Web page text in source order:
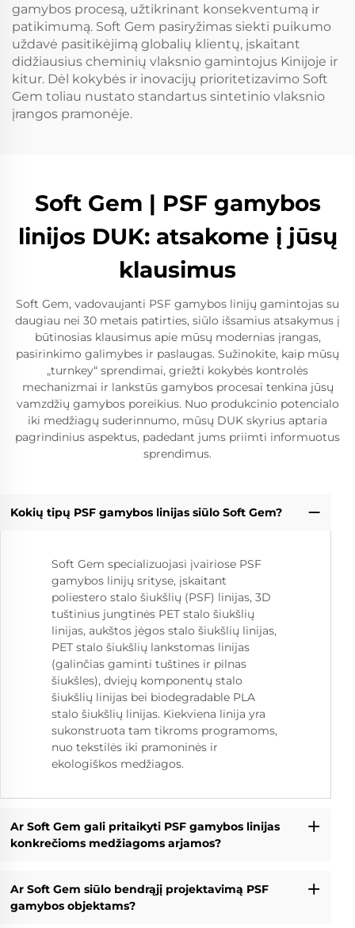
gamybos procesą, užtikrinant konsekventumą ir
patikimumą. Soft Gem pasiryžimas siekti puikumo
uždavė pasitikėjimą globalių klientų, įskaitant
didžiausius cheminių vlaksnio gamintojus Kinijoje ir
kitur. Dėl kokybės ir inovacijų prioritetizavimo Soft
Gem toliau nustato standartus sintetinio vlaksnio
įrangos pramonėje.
Soft Gem | PSF gamybos
linijos DUK: atsakome į jūsų
klausimus
Soft Gem, vadovaujanti PSF gamybos linijų gamintojas su
daugiau nei 30 metais patirties, siūlo išsamius atsakymus į
būtinosias klausimus apie mūsų modernias įrangas,
pasirinkimo galimybes ir paslaugas. Sužinokite, kaip mūsų
„turnkey“ sprendimai, griežti kokybės kontrolės
mechanizmai ir lankstūs gamybos procesai tenkina jūsų
vamzdžių gamybos poreikius. Nuo produkcinio potencialo
iki medžiagų suderinnumo, mūsų DUK skyrius aptaria
pagrindinius aspektus, padedant jums priimti informuotus
sprendimus.
Kokių tipų PSF gamybos linijas siūlo Soft Gem?
Soft Gem specializuojasi įvairiose PSF
gamybos linijų srityse, įskaitant
poliestero stalo šiukšlių (PSF) linijas, 3D
tuštinius jungtinės PET stalo šiukšlių
linijas, aukštos jėgos stalo šiukšlių linijas,
PET stalo šiukšlių lankstomas linijas
(galinčias gaminti tuštines ir pilnas
šiukšles), dviejų komponentų stalo
šiukšlių linijas bei biodegradable PLA
stalo šiukšlių linijas. Kiekviena linija yra
sukonstruota tam tikroms programoms,
nuo tekstilės iki pramoninės ir
ekologiškos medžiagos.
Ar Soft Gem gali pritaikyti PSF gamybos linijas
konkrečioms medžiagoms arjamos?
Ar Soft Gem siūlo bendrąjį projektavimą PSF
gamybos objektams?